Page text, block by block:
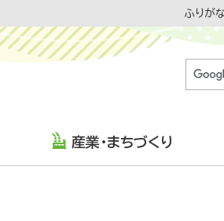
ふりが
産業・まちづくり